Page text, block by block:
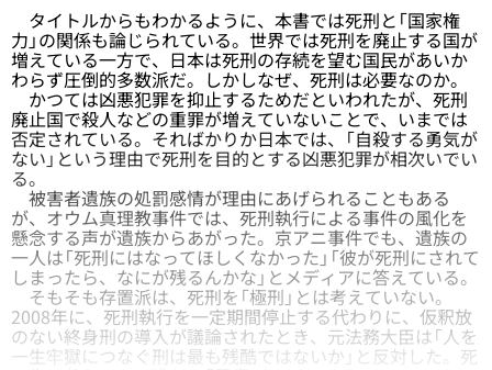
タイトルからもわかるように、本書では死刑と「国家権
力」の関係も論じられている。世界では死刑を廃止する国が
増えている一方で、日本は死刑の存続を望む国民があいか
わらず圧倒的多数派だ。しかしなぜ、死刑は必要なのか。
かつては凶悪犯罪を抑止するためだといわれたが、死刑
廃止国で殺人などの重罪が増えていないことで、いまでは
否定されている。そればかりか日本では、「自殺する勇気が
ない」という理由で死刑を目的とする凶悪犯罪が相次いでい
る。
被害者遺族の処罰感情が理由にあげられることもある
が、オウム真理教事件では、死刑執行による事件の風化を
懸念する声が遺族からあがった。京アニ事件でも、遺族の
一人は「死刑にはなってほしくなかった」「彼が死刑にされて
しまったら、なにが残るんかな」とメディアに答えている。
そもそも存置派は、死刑を「極刑」とは考えていない。
2008年に、死刑執行を一定期間停止する代わりに、仮釈放
のない終身刑の導入が議論されたとき、元法務大臣は「人を
一生牢獄につなぐ刑は最も残酷ではないか」と反対した。死